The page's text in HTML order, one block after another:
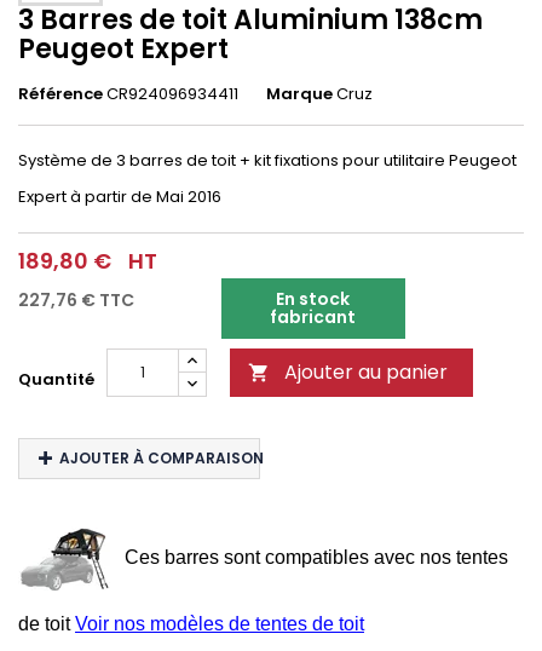
3 Barres de toit Aluminium 138cm
Peugeot Expert
RéférenceCR924096934411 MarqueCruz
Système de 3 barres de toit + kit fixations pour utilitaire Peugeot
Expertà partir de Mai 2016
189,80 € HT
227,76 € TTC En stock
fabricant
Quantité  Ajouter au panier
AJOUTER À COMPARAISON
Ces barres sont compatibles avec nos tentes
de toitVoir nos modèles de tentes de toit